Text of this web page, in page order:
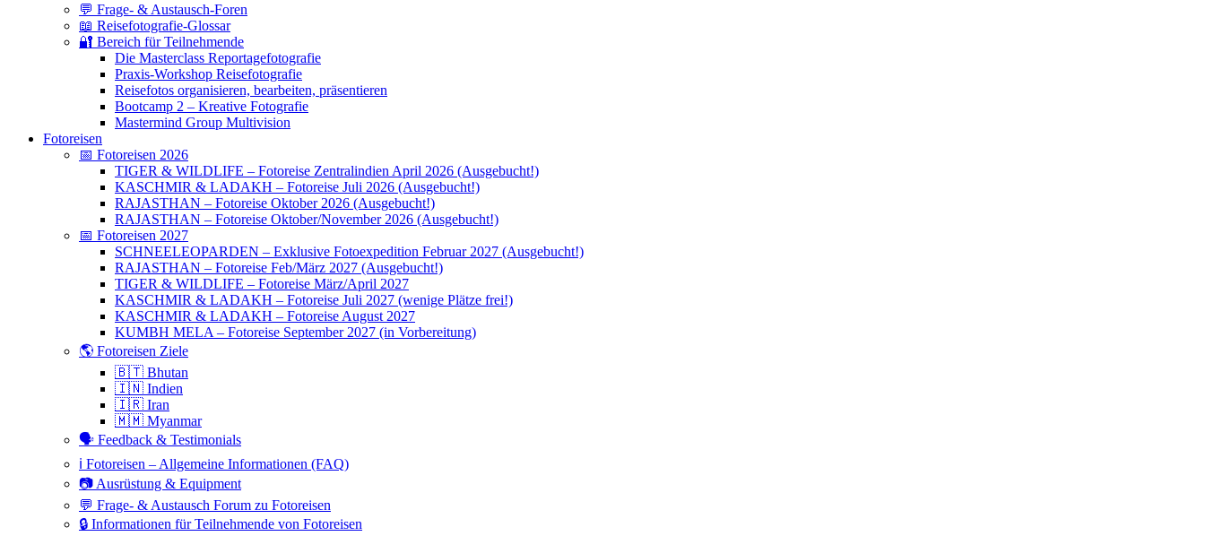
💬 Frage- & Austausch-Foren
📖 Reisefotografie-Glossar
🔐 Bereich für Teilnehmende
Die Masterclass Reportagefotografie
Praxis-Workshop Reisefotografie
Reisefotos organisieren, bearbeiten, präsentieren
Bootcamp 2 – Kreative Fotografie
Mastermind Group Multivision
Fotoreisen
📅 Fotoreisen 2026
TIGER & WILDLIFE – Fotoreise Zentralindien April 2026 (Ausgebucht!)
KASCHMIR & LADAKH – Fotoreise Juli 2026 (Ausgebucht!)
RAJASTHAN – Fotoreise Oktober 2026 (Ausgebucht!)
RAJASTHAN – Fotoreise Oktober/November 2026 (Ausgebucht!)
📅 Fotoreisen 2027
SCHNEELEOPARDEN – Exklusive Fotoexpedition Februar 2027 (Ausgebucht!)
RAJASTHAN – Fotoreise Feb/März 2027 (Ausgebucht!)
TIGER & WILDLIFE – Fotoreise März/April 2027
KASCHMIR & LADAKH – Fotoreise Juli 2027 (wenige Plätze frei!)
KASCHMIR & LADAKH – Fotoreise August 2027
KUMBH MELA – Fotoreise September 2027 (in Vorbereitung)
🌎 Fotoreisen Ziele
🇧🇹 Bhutan
🇮🇳 Indien
🇮🇷 Iran
🇲🇲 Myanmar
🗣 Feedback & Testimonials
ℹ️ Fotoreisen – Allgemeine Informationen (FAQ)
📷 Ausrüstung & Equipment
💬 Frage- & Austausch Forum zu Fotoreisen
🔒 Informationen für Teilnehmende von Fotoreisen